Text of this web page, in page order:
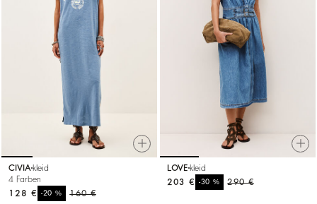
CIVIA kleid
4 Farben
160 €
-20%
128 €
LOVE kleid
290 €
-30%
203 €